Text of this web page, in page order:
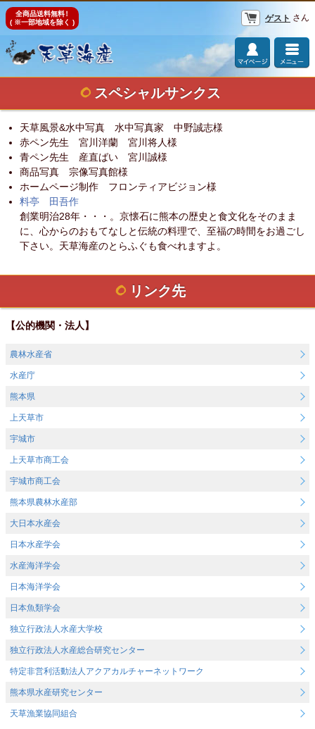
全商品送料無料！
( ※一部地域を除く )
ゲスト さん
スペシャルサンクス
天草風景&水中写真 水中写真家 中野誠志様
赤ペン先生 宮川洋蘭 宮川将人様
青ペン先生 産直ばい 宮川誠様
商品写真 宗像写真館様
ホームページ制作 フロンティアビジョン様
料亭 田吾作
創業明治28年・・・。京懐石に熊本の歴史と食文化をそのまま
に、心からのおもてなしと伝統の料理で、至福の時間をお過ごし
下さい。天草海産のとらふぐも食べれますよ。
リンク先
【公的機関・法人】
農林水産省
水産庁
熊本県
上天草市
宇城市
上天草市商工会
宇城市商工会
熊本県農林水産部
大日本水産会
日本水産学会
水産海洋学会
日本海洋学会
日本魚類学会
独立行政法人水産大学校
独立行政法人水産総合研究センター
特定非営利活動法人アクアカルチャーネットワーク
熊本県水産研究センター
天草漁業協同組合